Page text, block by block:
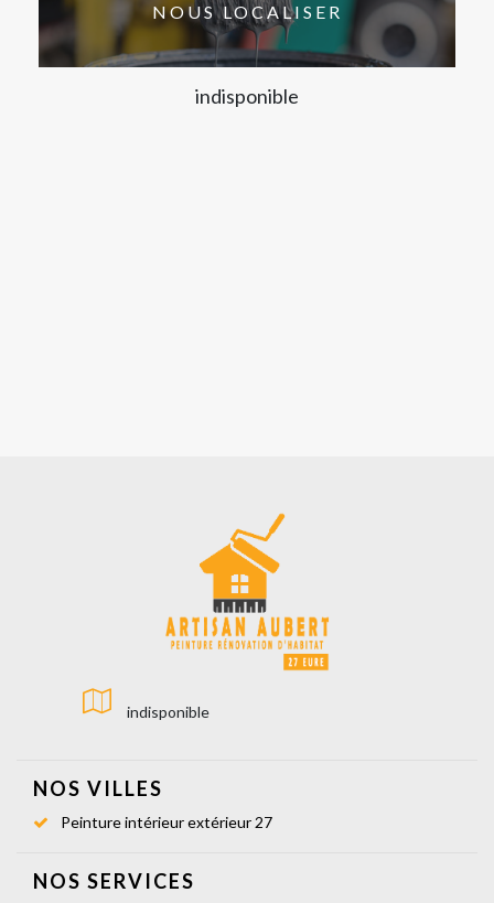
NOUS LOCALISER
indisponible
indisponible
NOS VILLES
Peinture intérieur extérieur 27
NOS SERVICES